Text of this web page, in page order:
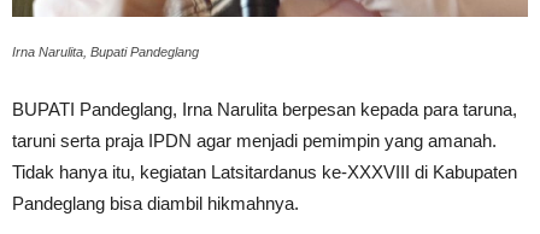
Irna Narulita, Bupati Pandeglang
BUPATI Pandeglang, Irna Narulita berpesan kepada para taruna,
taruni serta praja IPDN agar menjadi pemimpin yang amanah.
Tidak hanya itu, kegiatan Latsitardanus ke-XXXVIII di Kabupaten
Pandeglang bisa diambil hikmahnya.